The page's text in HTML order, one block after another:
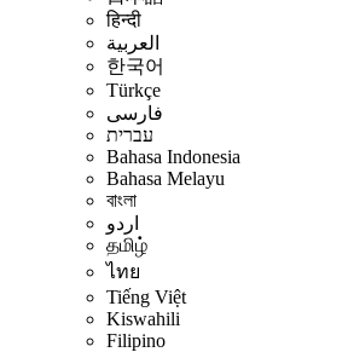
हिन्दी
العربية
한국어
Türkçe
فارسی
עברית
Bahasa Indonesia
Bahasa Melayu
বাংলা
اردو
தமிழ்
ไทย
Tiếng Việt
Kiswahili
Filipino